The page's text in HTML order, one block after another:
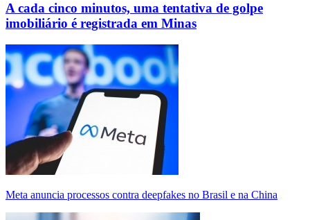
A cada cinco minutos, uma tentativa de golpe
imobiliário é registrada em Minas
Meta anuncia processos contra deepfakes no Brasil e na China